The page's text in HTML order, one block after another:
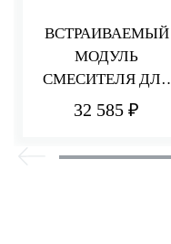
ВСТРАИВАЕМЫЙ
МОДУЛЬ
СМЕСИТЕЛЯ ДЛЯ
ДУША НА 2/3
32 585 ₽